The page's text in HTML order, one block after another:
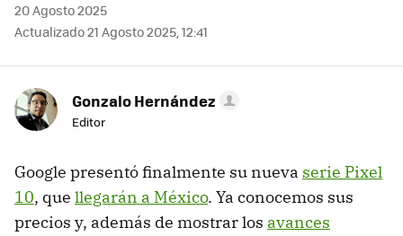
20 Agosto 2025
Actualizado 21 Agosto 2025, 12:41
Gonzalo Hernández
Editor
Google presentó finalmente su nueva serie Pixel
10, que llegarán a México. Ya conocemos sus
precios y, además de mostrar los avances